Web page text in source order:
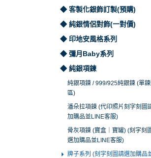
◆ 客製化銀飾訂製(預購)
◆ 純銀情侶對飾(一對價)
◆ 印地安風格系列
◆ 彌月Baby系列
◆ 純銀項鍊
純銀項鍊 / 999/925純銀鍊 (單
區)
潘朵拉項鍊 (代印照片刻字刻圖
加購品並LINE客服)
骨灰項鍊 (寶盒｜寶罐) (刻字刻
選加購品並LINE客服)
牌子系列 (刻字刻圖請選加購品